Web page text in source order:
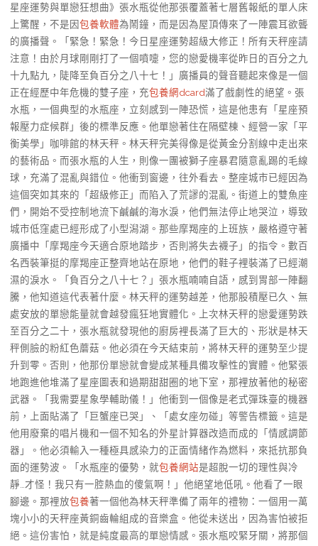
星座運勢與單戀狂想曲》張水瓶從他那張覆蓋著七層舊報紙的單人床
上驚醒，不是因包養軟體為鬧鐘，而是因為屋頂傳來了一陣震耳欲聾
的廣播聲。「緊急！緊急！今日星座運勢超級大修正！所有天秤座請
注意！由於月球剛剛打了一個噴嚏，您的戀愛機率從昨日的百分之九
十九點九，陡降至負百分之八十七！」廣播員的聲音聽起來像是一個
正在經歷中年危機的雙子座，充包養網dcard滿了戲劇性的絕望。張
水瓶，一個典型的水瓶座，立刻感到一陣恐慌，這是他患有「星座預
報壓力症候群」後的標準反應。他單戀著住在隔壁棟、經營一家「平
衡美學」咖啡館的林天秤。林天秤完美得像是從黃金分割線中走出來
的藝術品。而張水瓶的人生，則像一團被獅子座暴君隨意亂踢的毛線
球，充滿了混亂與錯位。他衝到窗邊，往外看去。整座城市已經因為
這個突如其來的「超級修正」而陷入了荒謬的混亂。街道上的雙魚座
們，開始不受控制地流下鹹鹹的海水淚，他們無法停止地哭泣，導致
城市低窪處已經形成了小型潟湖。那些摩羯座的上班族，嚴格遵守著
廣播中「摩羯座今天適合原地踏步，否則將失去襪子」的指令。數百
名西裝筆挺的摩羯座正整齊地站在原地，他們的鞋子裡裝滿了已經潮
濕的淚水。「負百分之八十七？」張水瓶喃喃自語，感到胃部一陣翻
騰，他知道這代表著什麼。林天秤的運勢越差，他那股積壓已久、無
處安放的單戀能量就會越發瘋狂地實體化。上次林天秤的戀愛運勢跌
至百分之二十，張水瓶就發現他的廚房裡長滿了巨大的、形狀是林天
秤側臉的粉紅色蘑菇。他必須在今天結束前，將林天秤的運勢至少提
升到零。否則，他那份單戀就會變成某種具備攻擊性的實體。他緊張
地跑進他堆滿了星座圖表和過期甜甜圈的地下室，那裡放著他的秘密
武器。「我需要星象學輔助儀！」他衝到一個像是老式彈珠臺的機器
前，上面貼滿了「巨蟹座已哭」、「處女座勿碰」等警告標籤。這是
他用廢棄的唱片機和一個不知名的外星計算器改造而成的「情感調節
器」。他必須輸入一種極具感染力的正面情緒作為燃料，來抵抗那負
面的運勢波。「水瓶座的優勢，就包養網站是超脫一切的理性與冷
靜…才怪！我只有一腔熱血的傻氣啊！」他絕望地低吼。他看了一眼
腳邊。那裡放包養著一個他為林天秤準備了兩年的禮物：一個用一萬
塊小小的天秤座黃銅齒輪組成的音樂盒。他從未送出，因為害怕被拒
絕。這份害怕，就是純度最高的單戀情感。張水瓶咬緊牙關，將那個